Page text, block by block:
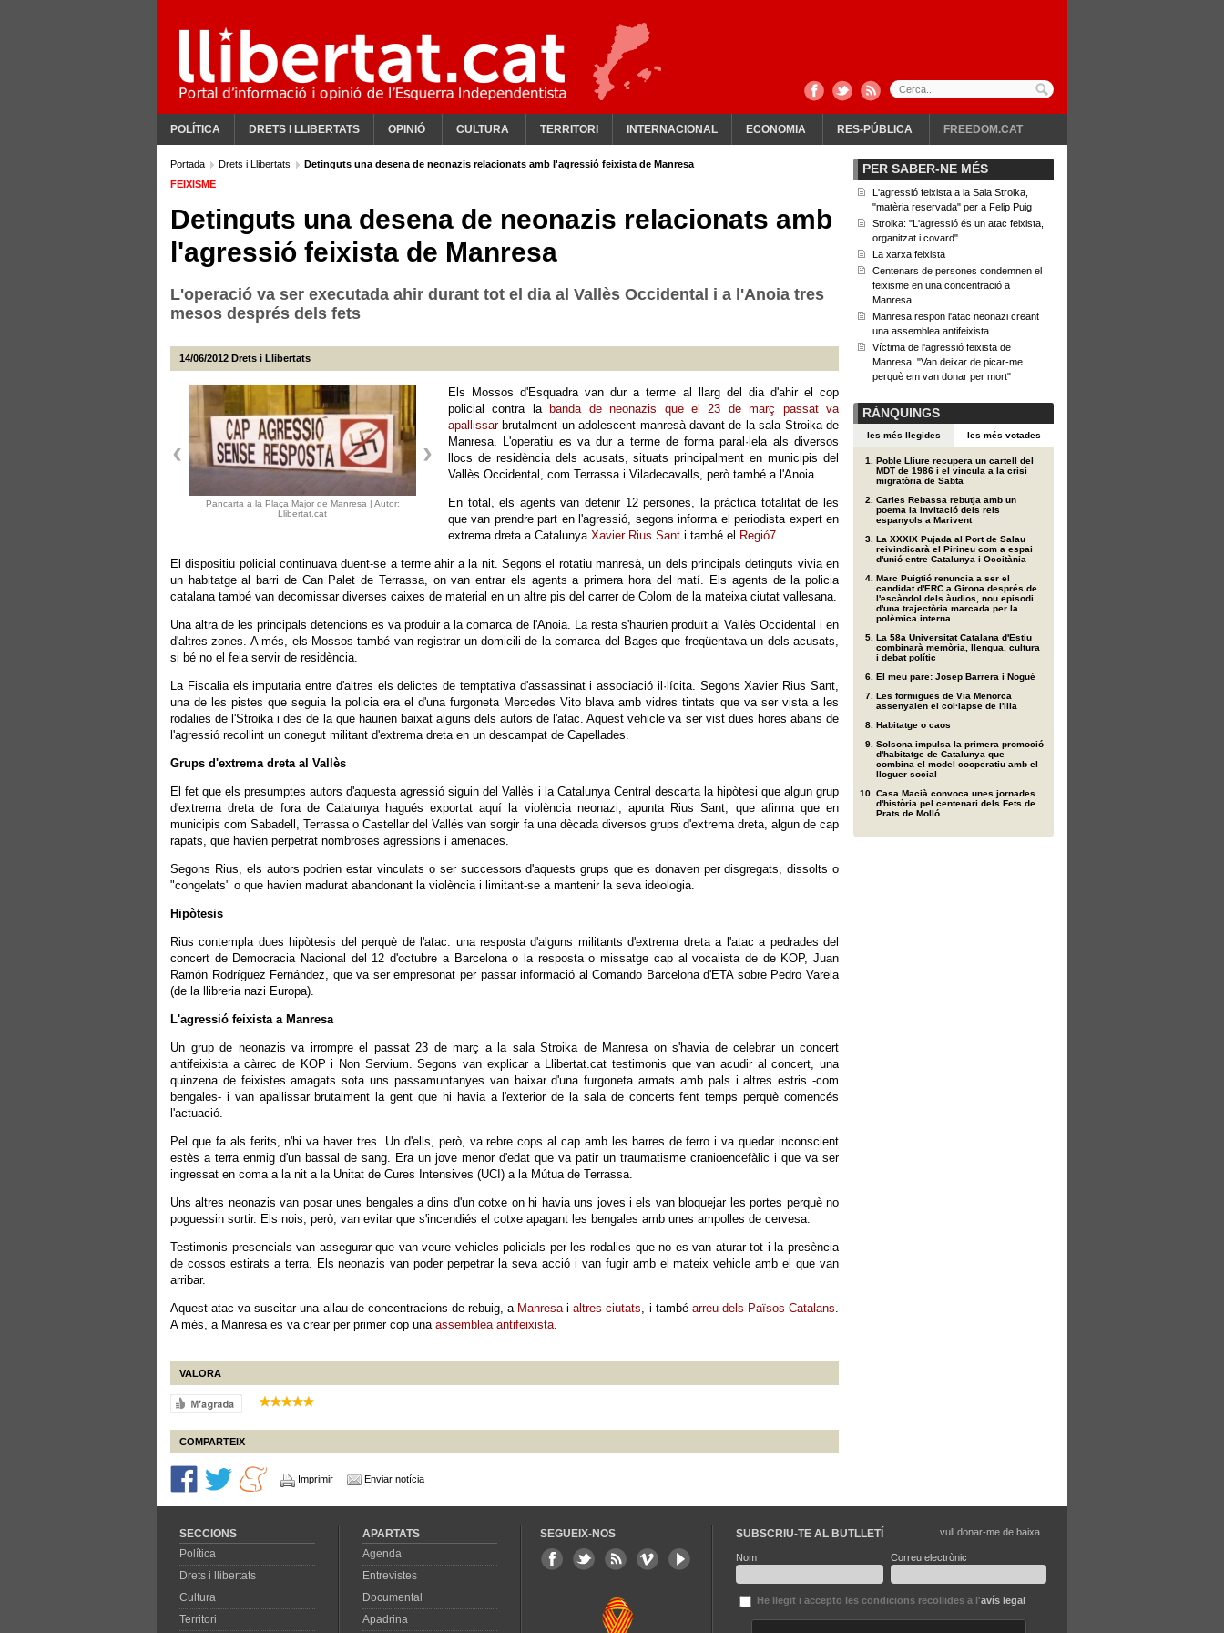
POLÍTICA DRETS I LLIBERTATS OPINIÓ CULTURA TERRITORI INTERNACIONAL ECONOMIA RES-PÚBLICA FREEDOM.CAT
Portada Drets i Llibertats
Detinguts una desena de neonazis relacionats amb l'agressió feixista de Manresa
FEIXISME
Detinguts una desena de neonazis relacionats amb
l'agressió feixista de Manresa
L'operació va ser executada ahir durant tot el dia al Vallès Occidental i a l'Anoia tres
mesos després dels fets
14/06/2012 Drets i Llibertats
Pancarta a la Plaça Major de Manresa | Autor:
Llibertat.cat
Els Mossos d'Esquadra van dur a terme al llarg del dia d'ahir el cop
policial contra la banda de neonazis que el 23 de març passat va
apallissar brutalment un adolescent manresà davant de la sala Stroika de
Manresa. L'operatiu es va dur a terme de forma paral·lela als diversos
llocs de residència dels acusats, situats principalment en municipis del
Vallès Occidental, com Terrassa i Viladecavalls, però també a l'Anoia.
En total, els agents van detenir 12 persones, la pràctica totalitat de les
que van prendre part en l'agressió, segons informa el periodista expert en
extrema dreta a Catalunya Xavier Rius Sant i també el Regió7.
El dispositiu policial continuava duent-se a terme ahir a la nit. Segons el rotatiu manresà, un dels principals detinguts vivia en
un habitatge al barri de Can Palet de Terrassa, on van entrar els agents a primera hora del matí. Els agents de la policia
catalana també van decomissar diverses caixes de material en un altre pis del carrer de Colom de la mateixa ciutat vallesana.
Una altra de les principals detencions es va produir a la comarca de l'Anoia. La resta s'haurien produït al Vallès Occidental i en
d'altres zones. A més, els Mossos també van registrar un domicili de la comarca del Bages que freqüentava un dels acusats,
si bé no el feia servir de residència.
La Fiscalia els imputaria entre d'altres els delictes de temptativa d'assassinat i associació il·lícita. Segons Xavier Rius Sant,
una de les pistes que seguia la policia era el d'una furgoneta Mercedes Vito blava amb vidres tintats que va ser vista a les
rodalies de l'Stroika i des de la que haurien baixat alguns dels autors de l'atac. Aquest vehicle va ser vist dues hores abans de
l'agressió recollint un conegut militant d'extrema dreta en un descampat de Capellades.
Grups d'extrema dreta al Vallès
El fet que els presumptes autors d'aquesta agressió siguin del Vallès i la Catalunya Central descarta la hipòtesi que algun grup
d'extrema dreta de fora de Catalunya hagués exportat aquí la violència neonazi, apunta Rius Sant, que afirma que en
municipis com Sabadell, Terrassa o Castellar del Vallés van sorgir fa una dècada diversos grups d'extrema dreta, algun de cap
rapats, que havien perpetrat nombroses agressions i amenaces.
Segons Rius, els autors podrien estar vinculats o ser successors d'aquests grups que es donaven per disgregats, dissolts o
"congelats" o que havien madurat abandonant la violència i limitant-se a mantenir la seva ideologia.
Hipòtesis
Rius contempla dues hipòtesis del perquè de l'atac: una resposta d'alguns militants d'extrema dreta a l'atac a pedrades del
concert de Democracia Nacional del 12 d'octubre a Barcelona o la resposta o missatge cap al vocalista de de KOP, Juan
Ramón Rodríguez Fernández, que va ser empresonat per passar informació al Comando Barcelona d'ETA sobre Pedro Varela
(de la llibreria nazi Europa).
L'agressió feixista a Manresa
Un grup de neonazis va irrompre el passat 23 de març a la sala Stroika de Manresa on s'havia de celebrar un concert
antifeixista a càrrec de KOP i Non Servium. Segons van explicar a Llibertat.cat testimonis que van acudir al concert, una
quinzena de feixistes amagats sota uns passamuntanyes van baixar d'una furgoneta armats amb pals i altres estris -com
bengales- i van apallissar brutalment la gent que hi havia a l'exterior de la sala de concerts fent temps perquè comencés
l'actuació.
Pel que fa als ferits, n'hi va haver tres. Un d'ells, però, va rebre cops al cap amb les barres de ferro i va quedar inconscient
estès a terra enmig d'un bassal de sang. Era un jove menor d'edat que va patir un traumatisme cranioencefàlic i que va ser
ingressat en coma a la nit a la Unitat de Cures Intensives (UCI) a la Mútua de Terrassa.
Uns altres neonazis van posar unes bengales a dins d'un cotxe on hi havia uns joves i els van bloquejar les portes perquè no
poguessin sortir. Els nois, però, van evitar que s'incendiés el cotxe apagant les bengales amb unes ampolles de cervesa.
Testimonis presencials van assegurar que van veure vehicles policials per les rodalies que no es van aturar tot i la presència
de cossos estirats a terra. Els neonazis van poder perpetrar la seva acció i van fugir amb el mateix vehicle amb el que van
arribar.
Aquest atac va suscitar una allau de concentracions de rebuig, a Manresaialtres ciutats, i també arreu dels Països Catalans.
A més, a Manresa es va crear per primer cop una assemblea antifeixista.
VALORA
COMPARTEIX
Imprimir Enviar notícia
PER SABER-NE MÉS
L'agressió feixista a la Sala Stroika,
"matèria reservada" per a Felip Puig
Stroika: "L'agressió és un atac feixista,
organitzat i covard"
La xarxa feixista
Centenars de persones condemnen el
feixisme en una concentració a
Manresa
Manresa respon l'atac neonazi creant
una assemblea antifeixista
Víctima de l'agressió feixista de
Manresa: "Van deixar de picar-me
perquè em van donar per mort"
RÀNQUINGS
les més llegides les més votades
Poble Lliure recupera un cartell del
MDT de 1986 i el vincula a la crisi
migratòria de Sabta
Carles Rebassa rebutja amb un
poema la invitació dels reis
espanyols a Marivent
La XXXIX Pujada al Port de Salau
reivindicarà el Pirineu com a espai
d'unió entre Catalunya i Occitània
Marc Puigtió renuncia a ser el
candidat d'ERC a Girona després de
l'escàndol dels àudios, nou episodi
d'una trajectòria marcada per la
polèmica interna
La 58a Universitat Catalana d'Estiu
combinarà memòria, llengua, cultura
i debat polític
El meu pare: Josep Barrera i Nogué
Les formigues de Via Menorca
assenyalen el col·lapse de l'illa
Habitatge o caos
Solsona impulsa la primera promoció
d'habitatge de Catalunya que
combina el model cooperatiu amb el
lloguer social
Casa Macià convoca unes jornades
d'història pel centenari dels Fets de
Prats de Molló
SECCIONS
Política
Drets i llibertats
Cultura
Territori
APARTATS
Agenda
Entrevistes
Documental
Apadrina
SEGUEIX-NOS SUBSCRIU-TE AL BUTLLETÍ
Nom Correu electrònic
He llegit i accepto les condicions recollides a l'avís legal
vull donar-me de baixa